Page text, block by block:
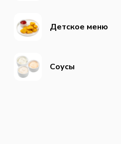
Детское меню
Соусы